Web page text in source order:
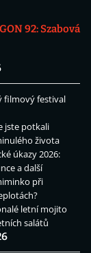
92: Szabová
filmový festival
jste potkali
života
úkazy 2026:
a další
při
letní mojito
salátů